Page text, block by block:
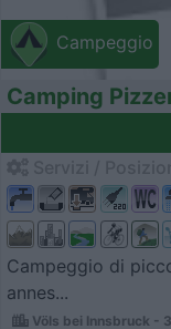
Campeggio
Camping
Campeggio di
annes...
Völs bei Innsbruck -